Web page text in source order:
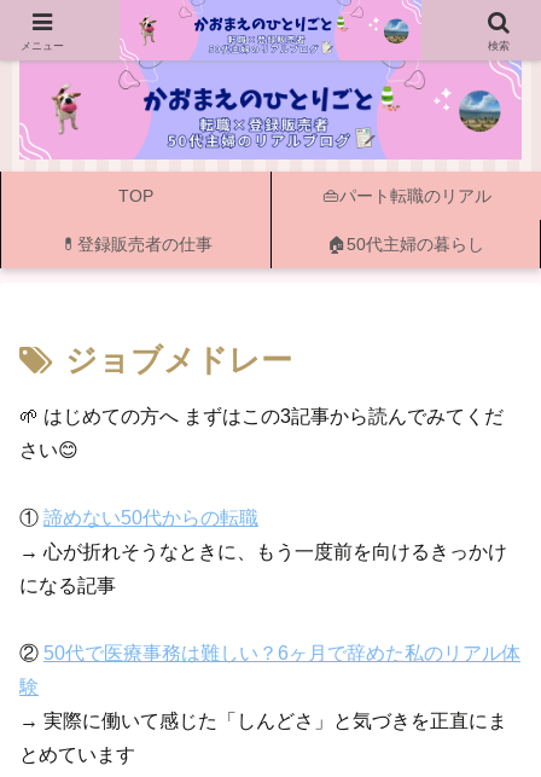
ー 50代主婦の転職・資格・登録販売者と書く暮らし ー
TOP 👜パート転職のリアル
💊登録販売者の仕事 🏠50代主婦の暮らし
ジョブメドレー
🌱 はじめての方へ まずはこの3記事から読んでみてくだ
さい😊
① 諦めない50代からの転職
→ 心が折れそうなときに、もう一度前を向けるきっかけ
になる記事
② 50代で医療事務は難しい？6ヶ月で辞めた私のリアル体
験
→ 実際に働いて感じた「しんどさ」と気づきを正直にま
とめています
メニュー 検索